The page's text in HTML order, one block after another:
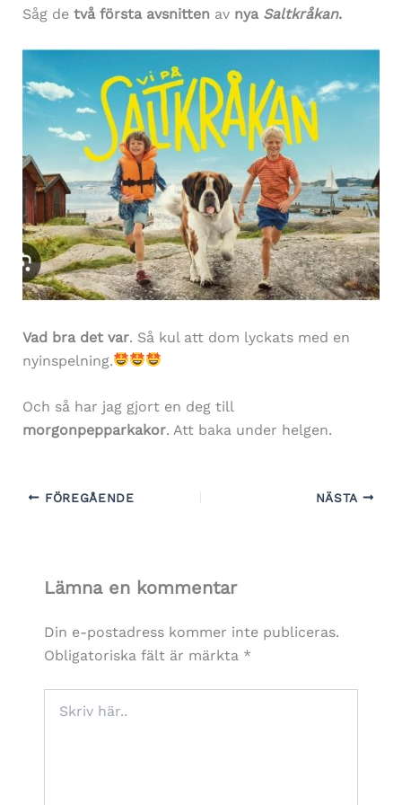
Såg de två första avsnitten av nya Saltkråkan.
Vad bra det var. Så kul att dom lyckats med en
nyinspelning.
Och så har jag gjort en deg till
morgonpepparkakor. Att baka under helgen.
FÖREGÅENDE NÄSTA
Lämna en kommentar
Din e-postadress kommer inte publiceras.
Obligatoriska fält är märkta *
här..